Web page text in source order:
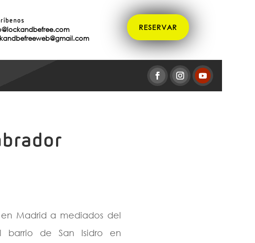
RESERVAR
en Madrid a mediados del
barrio de San Isidro en